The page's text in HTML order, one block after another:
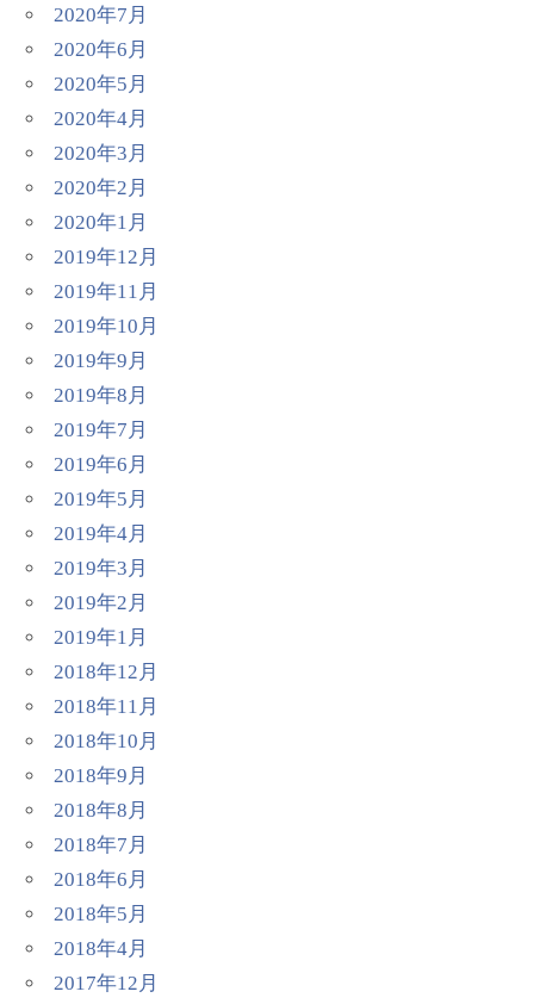
2020年7月
2020年6月
2020年5月
2020年4月
2020年3月
2020年2月
2020年1月
2019年12月
2019年11月
2019年10月
2019年9月
2019年8月
2019年7月
2019年6月
2019年5月
2019年4月
2019年3月
2019年2月
2019年1月
2018年12月
2018年11月
2018年10月
2018年9月
2018年8月
2018年7月
2018年6月
2018年5月
2018年4月
2017年12月